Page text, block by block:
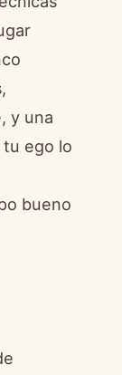
y una
ego lo
bueno